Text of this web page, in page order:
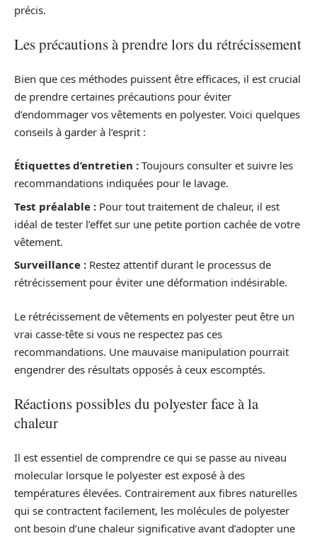
précis.
Les précautions à prendre lors du rétrécissement
Bien que ces méthodes puissent être efficaces, il est crucial
de prendre certaines précautions pour éviter
d’endommager vos vêtements en polyester. Voici quelques
conseils à garder à l’esprit :
Étiquettes d’entretien : Toujours consulter et suivre les
recommandations indiquées pour le lavage.
Test préalable : Pour tout traitement de chaleur, il est
idéal de tester l’effet sur une petite portion cachée de votre
vêtement.
Surveillance : Restez attentif durant le processus de
rétrécissement pour éviter une déformation indésirable.
Le rétrécissement de vêtements en polyester peut être un
vrai casse-tête si vous ne respectez pas ces
recommandations. Une mauvaise manipulation pourrait
engendrer des résultats opposés à ceux escomptés.
Réactions possibles du polyester face à la
chaleur
Il est essentiel de comprendre ce qui se passe au niveau
molecular lorsque le polyester est exposé à des
températures élevées. Contrairement aux fibres naturelles
qui se contractent facilement, les molécules de polyester
ont besoin d’une chaleur significative avant d’adopter une